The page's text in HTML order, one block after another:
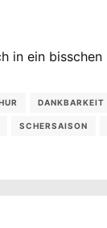
in ein
DANKBARKEIT
SCHERSAISON